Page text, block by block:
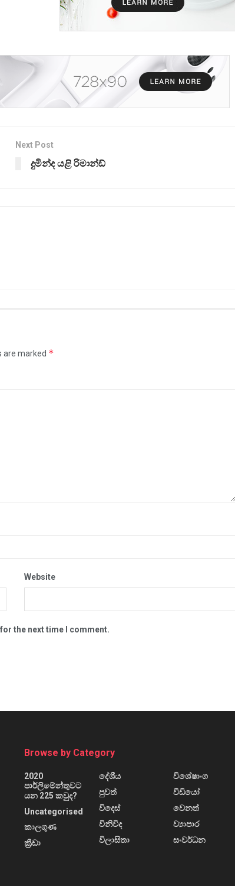
Next Post
දුමින්ද යළි රිමාන්ඩ්
are marked *
Website
the next time I comment.
Browse by Category
2020
පාර්ලිමේන්තුවට
යන 225 කවුද?
Uncategorised
කාලගුණ
ක්‍රීඩා
දේශීය
පුවත්
විදෙස්
විනිවිද
විලාසිතා
විශේෂාංග
වීඩියෝ
වෙනත්
ව්‍යාපාර
සංවර්ධන